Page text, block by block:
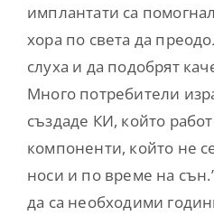
имплантати са
хора по света да
слуха и да подобрят
Много потребители
създаде КИ, който
компоненти, който не
носи и по време на
да са необходими